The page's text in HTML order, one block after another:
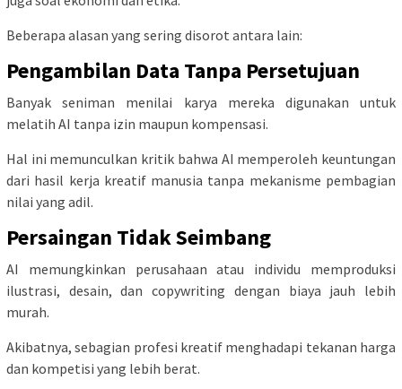
Beberapa alasan yang sering disorot antara lain:
Pengambilan Data Tanpa Persetujuan
Banyak seniman menilai karya mereka digunakan untuk
melatih AI tanpa izin maupun kompensasi.
Hal ini memunculkan kritik bahwa AI memperoleh keuntungan
dari hasil kerja kreatif manusia tanpa mekanisme pembagian
nilai yang adil.
Persaingan Tidak Seimbang
AI memungkinkan perusahaan atau individu memproduksi
ilustrasi, desain, dan copywriting dengan biaya jauh lebih
murah.
Akibatnya, sebagian profesi kreatif menghadapi tekanan harga
dan kompetisi yang lebih berat.